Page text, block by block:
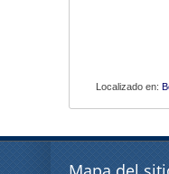
Localizado en: